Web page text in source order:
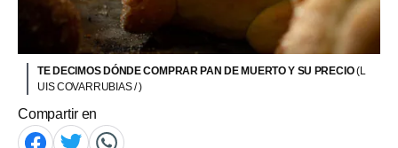
TE DECIMOS DÓNDE COMPRAR PAN DE MUERTO Y SU PRECIO(L
UIS COVARRUBIAS / )
Compartir en